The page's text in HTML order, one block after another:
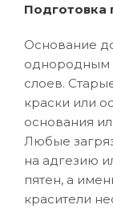
Подготовка
Основание
однородным
слоев.
краски или
основания
Любые
на адгезию
пятен, а
красители